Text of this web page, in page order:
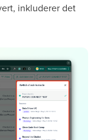
inkluderer det